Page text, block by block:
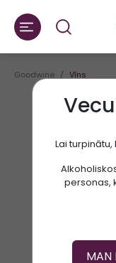
Lai
personas,
MAN
Goodwine Vīns